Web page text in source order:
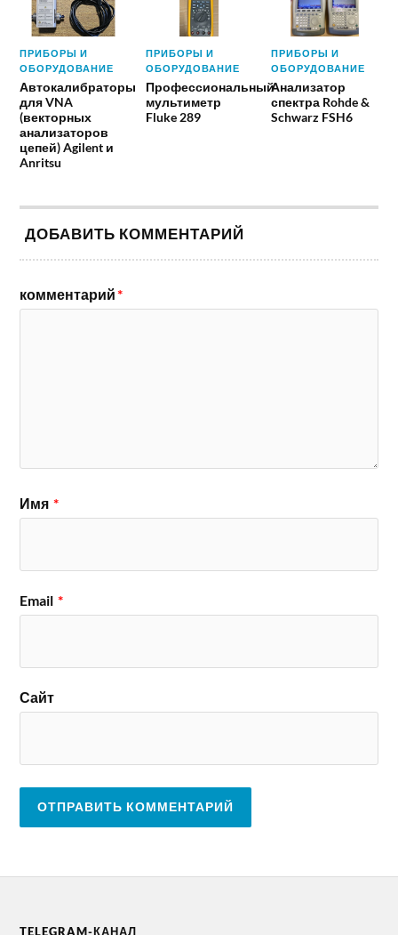
ПРИБОРЫ И
ОБОРУДОВАНИЕ
Автокалибраторы
для VNA
(векторных
анализаторов
цепей) Agilent и
Anritsu
ПРИБОРЫ И
ОБОРУДОВАНИЕ
Профессиональный
мультиметр
Fluke 289
ПРИБОРЫ И
ОБОРУДОВАНИЕ
Анализатор
спектра Rohde &
Schwarz FSH6
ДОБАВИТЬ КОММЕНТАРИЙ
комментарий*
Имя *
Email *
Сайт
TELEGRAM-КАНАЛ